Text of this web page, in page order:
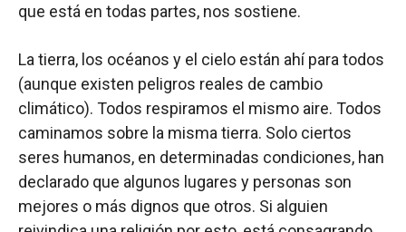
que está en todas partes, nos sostiene.
La tierra, los océanos y el cielo están ahí para todos
(aunque existen peligros reales de cambio
climático). Todos respiramos el mismo aire. Todos
caminamos sobre la misma tierra. Solo ciertos
seres humanos, en determinadas condiciones, han
declarado que algunos lugares y personas son
mejores o más dignos que otros. Si alguien